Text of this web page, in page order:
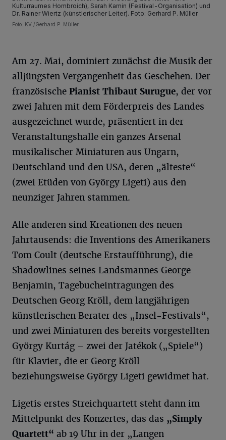
Kulturraumes Hombroich), Sarah Kamin (Festival-Organisation) und
Dr. Rainer Wiertz (künstlerischer Leiter). Foto: Gerhard P. Müller
Foto: KV./Gerhard P. Müller
Am 27. Mai, dominiert zunächst die Musik der
alljüngsten Vergangenheit das Geschehen. Der
französische Pianist Thibaut Surugue, der vor
zwei Jahren mit dem Förderpreis des Landes
ausgezeichnet wurde, präsentiert in der
Veranstaltungshalle ein ganzes Arsenal
musikalischer Miniaturen aus Ungarn,
Deutschland und den USA, deren „älteste“
(zwei Etüden von György Ligeti) aus den
neunziger Jahren stammen.
Alle anderen sind Kreationen des neuen
Jahrtausends: die Inventions des Amerikaners
Tom Coult (deutsche Erstaufführung), die
Shadowlines seines Landsmannes George
Benjamin, Tagebucheintragungen des
Deutschen Georg Kröll, dem langjährigen
künstlerischen Berater des „Insel-Festivals“,
und zwei Miniaturen des bereits vorgestellten
György Kurtág – zwei der Jatékok („Spiele“)
für Klavier, die er Georg Kröll
beziehungsweise György Ligeti gewidmet hat.
Ligetis erstes Streichquartett steht dann im
Mittelpunkt des Konzertes, das das „Simply
Quartett“ ab 19 Uhr in der „Langen